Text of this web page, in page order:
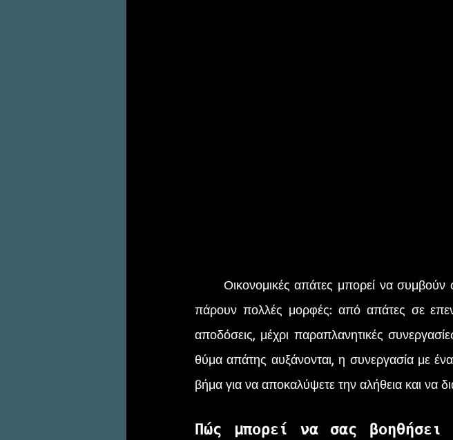
πάρουν πολλές μορφές: από απάτες σε
αποδόσεις, μέχρι παραπλανητικές
θύμα απάτης αυξάνονται, η συνεργασία με
βήμα για να αποκαλύψετε την αλήθεια και να
Πώς μπορεί να σας βοηθήσει